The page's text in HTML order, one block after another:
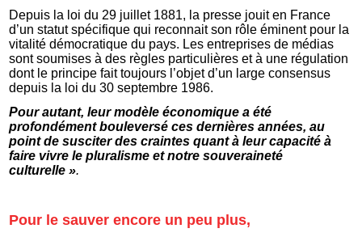
Depuis la loi du 29 juillet 1881, la presse jouit en France
d’un statut spécifique qui reconnait son rôle éminent pour la
vitalité démocratique du pays. Les entreprises de médias
sont soumises à des règles particulières et à une régulation
dont le principe fait toujours l’objet d’un large consensus
depuis la loi du 30 septembre 1986.
Pour autant, leur modèle économique a été
profondément bouleversé ces dernières années, au
point de susciter des craintes quant à leur capacité à
faire vivre le pluralisme et notre souveraineté
culturelle ».
Pour le sauver encore un peu plus,